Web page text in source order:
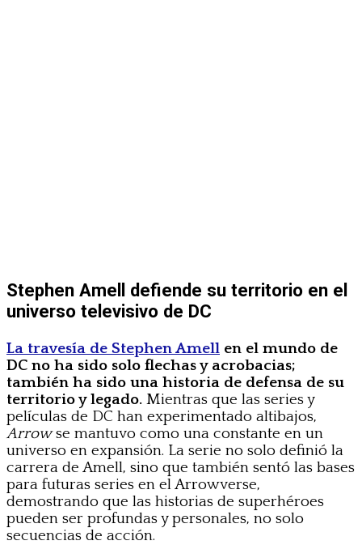
Stephen Amell defiende su territorio en el
universo televisivo de DC
La travesía de Stephen Amell en el mundo de
DC no ha sido solo flechas y acrobacias;
también ha sido una historia de defensa de su
territorio y legado. Mientras que las series y
películas de DC han experimentado altibajos,
Arrowse mantuvo como una constante en un
universo en expansión. La serie no solo definió la
carrera de Amell, sino que también sentó las bases
para futuras series en el Arrowverse,
demostrando que las historias de superhéroes
pueden ser profundas y personales, no solo
secuencias de acción.